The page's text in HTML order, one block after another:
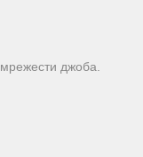
джоба.